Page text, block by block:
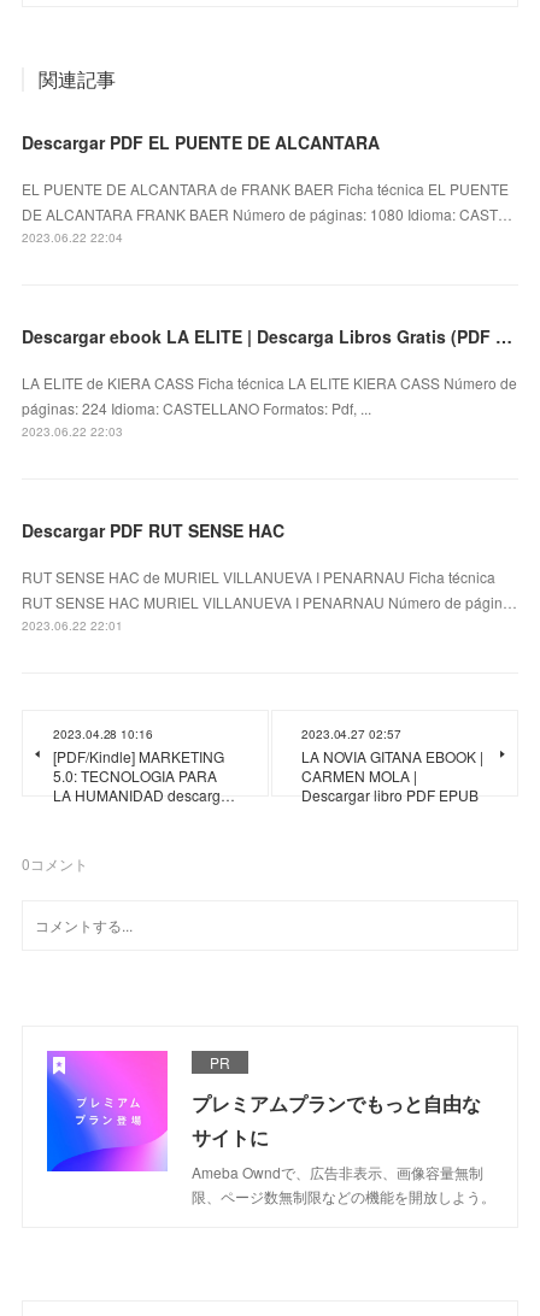
関連記事
Descargar PDF EL PUENTE DE ALCANTARA
EL PUENTE DE ALCANTARA de FRANK BAER Ficha técnica EL PUENTE
DE ALCANTARA FRANK BAER Número de páginas: 1080 Idioma: CAST…
2023.06.22 22:04
Descargar ebook LA ELITE | Descarga Libros Gratis (PDF - EPUB)
LA ELITE de KIERA CASS Ficha técnica LA ELITE KIERA CASS Número de
páginas: 224 Idioma: CASTELLANO Formatos: Pdf, ...
2023.06.22 22:03
Descargar PDF RUT SENSE HAC
RUT SENSE HAC de MURIEL VILLANUEVA I PENARNAU Ficha técnica
RUT SENSE HAC MURIEL VILLANUEVA I PENARNAU Número de págin…
2023.06.22 22:01
2023.04.28 10:16
[PDF/Kindle] MARKETING
5.0: TECNOLOGIA PARA
LA HUMANIDAD descarg…
2023.04.27 02:57
LA NOVIA GITANA EBOOK |
CARMEN MOLA |
Descargar libro PDF EPUB
0コメント
PR
プレミアムプランでもっと自由な
サイトに
Ameba Owndで、広告非表示、画像容量無制
限、ページ数無制限などの機能を開放しよう。